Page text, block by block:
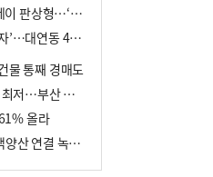
대연·문현 생활권, 전 세대 4베이 판상형…‘더샵 트리센트’ 내달 분양
더블역세권·평지·학군 ‘삼박자’…대연동 42층 브랜드 단지
물 통째 경매도
전국 청약경쟁률 35개월 만에 최저…부산 미분양 ‘적체’ 심화
올라
부산 개금·당감동에 주거지-백양산 연결 녹지 조성